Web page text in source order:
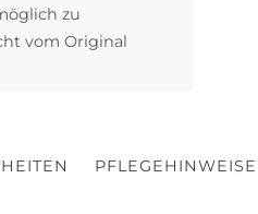
zu
vom Original
PFLEGEHINWEISE